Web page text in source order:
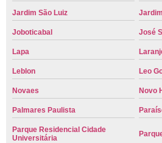
Jardim São Luiz
Joboticabal José
Lapa
Leblon Leo
Novaes Novo
Palmares Paulista
Parque Residencial Cidade
Universitária